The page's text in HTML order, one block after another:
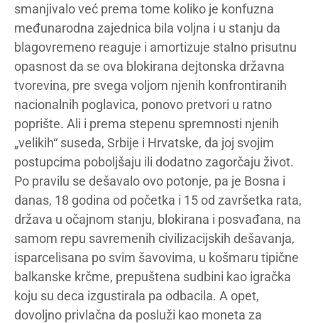
smanjivalo već prema tome koliko je konfuzna
međunarodna zajednica bila voljna i u stanju da
blagovremeno reaguje i amortizuje stalno prisutnu
opasnost da se ova blokirana dejtonska državna
tvorevina, pre svega voljom njenih konfrontiranih
nacionalnih poglavica, ponovo pretvori u ratno
poprište. Ali i prema stepenu spremnosti njenih
„velikih“ suseda, Srbije i Hrvatske, da joj svojim
postupcima poboljšaju ili dodatno zagorčaju život.
Po pravilu se dešavalo ovo potonje, pa je Bosna i
danas, 18 godina od početka i 15 od završetka rata,
država u očajnom stanju, blokirana i posvađana, na
samom repu savremenih civilizacijskih dešavanja,
isparcelisana po svim šavovima, u košmaru tipične
balkanske krčme, prepuštena sudbini kao igračka
koju su deca izgustirala pa odbacila. A opet,
dovoljno privlačna da posluži kao moneta za